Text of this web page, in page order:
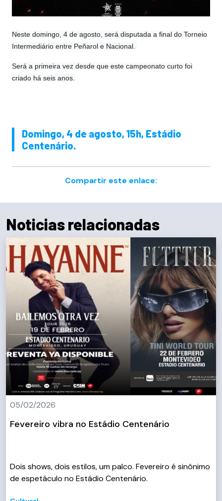
Neste domingo, 4 de agosto, será disputada a final do Torneio
Intermediário entre Peñarol e Nacional.
Será a primeira vez desde que este campeonato curto foi
criado há seis anos.
Domingo, 4 de agosto, 15h, Estádio
Centenário.
Compartir este enlace:
Noticias relacionadas
05/02/2026
Fevereiro vibra no Estádio Centenário
Dois shows, dois estilos, um palco. Fevereiro é sinônimo
de espetáculo no Estádio Centenário.